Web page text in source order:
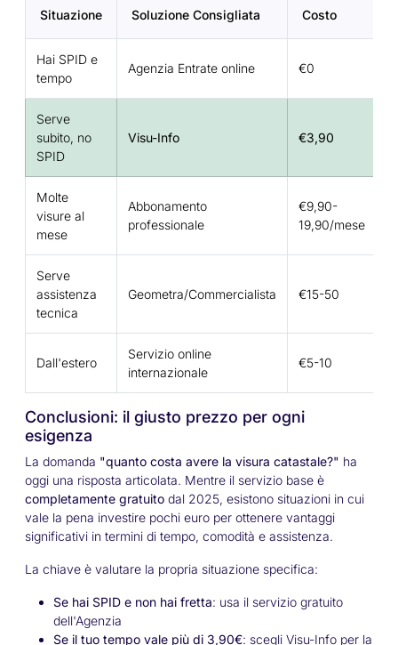
Situazione Soluzione Consigliata Costo
Hai SPID e
tempo
Agenzia Entrate online €0
Serve
subito, no
SPID
Visu-Info €3,90
Molte
visure al
mese
Abbonamento
professionale
€9,90-
19,90/mese
Serve
assistenza
tecnica
Geometra/Commercialista €15-50
Dall'estero
Servizio online
internazionale
€5-10
Conclusioni: il giusto prezzo per ogni
esigenza
La domanda "quanto costa avere la visura catastale?" ha
oggi una risposta articolata. Mentre il servizio base è
completamente gratuito dal 2025, esistono situazioni in cui
vale la pena investire pochi euro per ottenere vantaggi
significativi in termini di tempo, comodità e assistenza.
La chiave è valutare la propria situazione specifica:
Se hai SPID e non hai fretta: usa il servizio gratuito
dell'Agenzia
Se il tuo tempo vale più di 3,90€: scegli Visu-Info per la